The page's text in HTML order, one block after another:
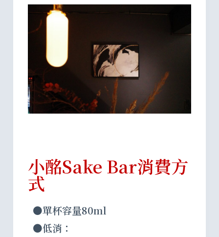
小酩Sake Bar消費方
式
●單杯容量80ml
●低消：